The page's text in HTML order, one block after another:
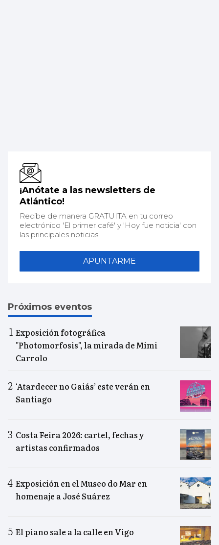
¡Anótate a las newsletters de
Atlántico!
Recibe de manera GRATUITA en tu correo
electrónico 'El primer café' y 'Hoy fue noticia' con
las principales noticias.
APUNTARME
Próximos eventos
Exposición fotográfica
"Photomorfosis", la mirada de Mimi
Carrolo
‘Atardecer no Gaiás’ este verán en
Santiago
Costa Feira 2026: cartel, fechas y
artistas confirmados
Exposición en el Museo do Mar en
homenaje a José Suárez
El piano sale a la calle en Vigo